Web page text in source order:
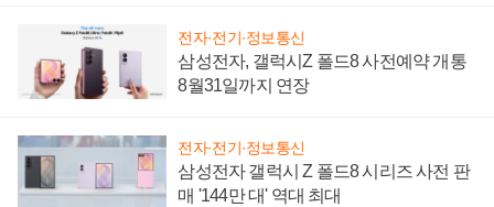
전자·전기·정보통신
삼성전자, 갤럭시Z 폴드8 사전예약 개통
8월31일까지 연장
전자·전기·정보통신
삼성전자 갤럭시 Z 폴드8 시리즈 사전 판
매 '144만 대' 역대 최대